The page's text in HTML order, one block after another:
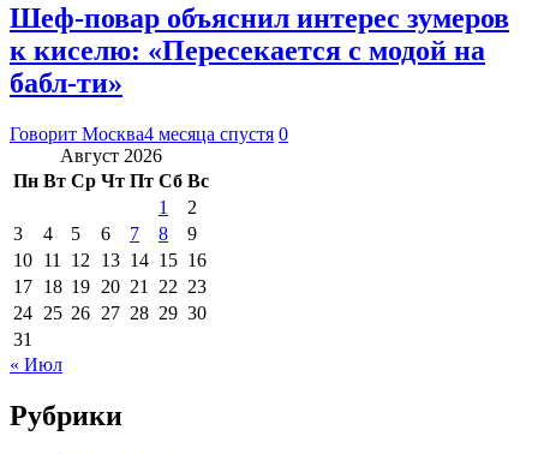
Шеф-повар объяснил интерес зумеров
к киселю: «Пересекается с модой на
бабл-ти»
Говорит Москва4 месяца спустя 0
Август 2026
Пн Вт Ср Чт Пт Сб Вс
1
2
3
4 5 6 7 8
9
10 11 12 13 14 15 16
17 18 19 20 21 22 23
24 25 26 27 28 29 30
31
« Июл
Рубрики